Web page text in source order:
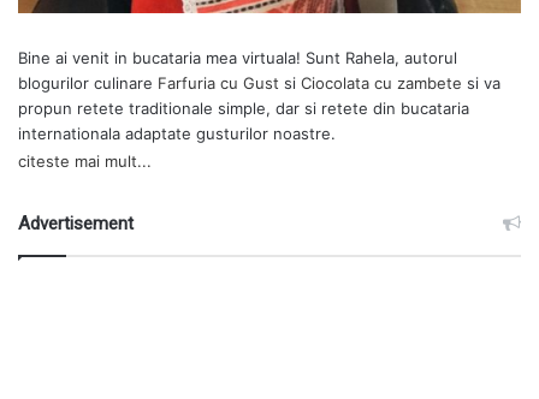
Bine ai venit in bucataria mea virtuala! Sunt Rahela, autorul
blogurilor culinare Farfuria cu Gust si Ciocolata cu zambete si va
propun retete traditionale simple, dar si retete din bucataria
internationala adaptate gusturilor noastre.
citeste mai mult...
Advertisement